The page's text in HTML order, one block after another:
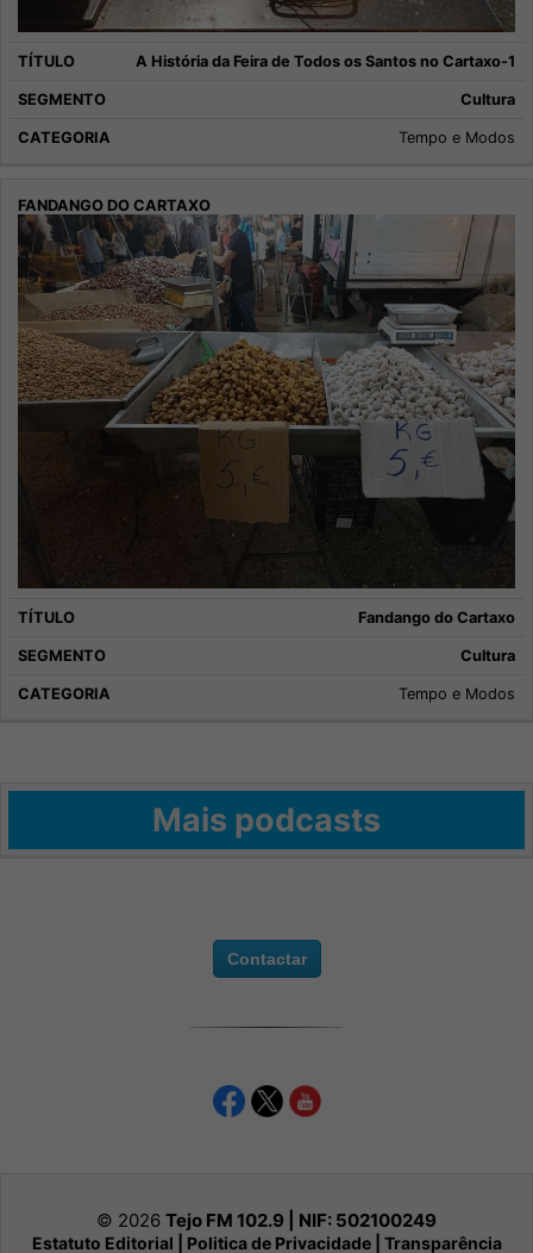
A História da Feira de Todos os Santos no Cartaxo-1
Cultura
Tempo e Modos
Fandango do Cartaxo
Cultura
Tempo e Modos
Mais podcasts
Contactar
© 2026 Tejo FM 102.9 | NIF: 502100249
Estatuto Editorial Politica de Privacidade| Transparência